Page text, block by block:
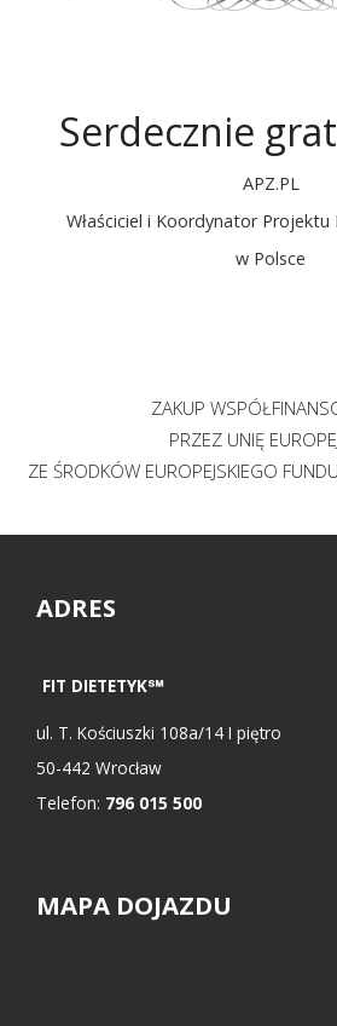
Serdecznie
APZ.PL
Właściciel i Koordynator Projektu
w Polsce
ZAKUP
PRZEZ UNIĘ
ZE ŚRODKÓW EUROPEJSKIEGO
ADRES
FIT DIETETYK℠
ul. T. Kościuszki 108a/14 I piętro
50-442 Wrocław
Telefon: 796 015 500
MAPA DOJAZDU